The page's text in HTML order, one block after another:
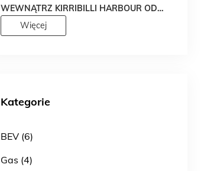
WEWNĄTRZ KIRRIBILLI HARBOUR OD
MADE PROPERTY
Więcej
Kategorie
BEV (6)
Gas (4)